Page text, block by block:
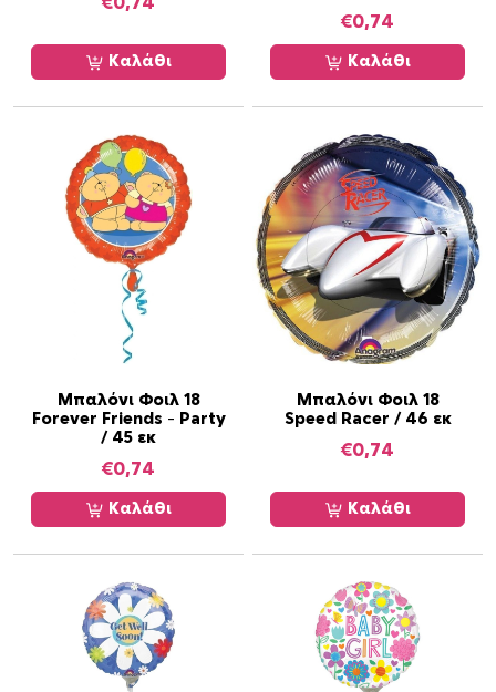
€0,74
Καλάθι
€0,74
Καλάθι
Μπαλόνι Φοιλ 18
Forever Friends – Party
/ 45 εκ
€0,74
Καλάθι
Μπαλόνι Φοιλ 18
Speed Racer / 46 εκ
€0,74
Καλάθι